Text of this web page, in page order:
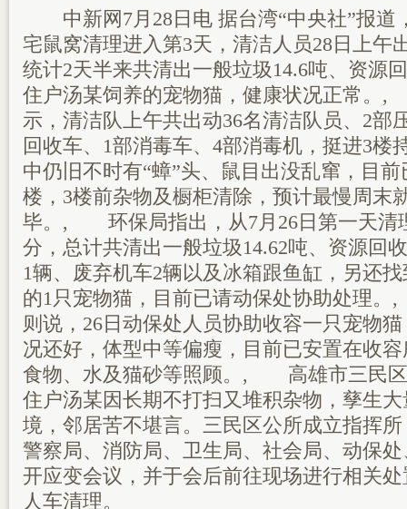
中新网7月28日电 据台湾“中央社”报道
宅鼠窝清理进入第3天，清洁人员28日上午
统计2天半来共清出一般垃圾14.6吨、资源
住户汤某饲养的宠物猫，健康状况正常
示，清洁队上午共出动36名清洁队员、2部
回收车、1部消毒车、4部消毒机，挺进3楼
中仍旧不时有“蟑”头、鼠目出没乱窜，目
楼，3楼前杂物及橱柜清除，预计最慢周末
毕。, 环保局指出，从7月26日第一天清
分，总计共清出一般垃圾14.62吨、资源回
1辆、废弃机车2辆以及冰箱跟鱼缸，另还
的1只宠物猫，目前已请动保处协助处理
则说，26日动保处人员协助收容一只宠物
况还好，体型中等偏瘦，目前已安置在收
食物、水及猫砂等照顾。, 高雄市三民区
住户汤某因长期不打扫又堆积杂物，孳生
境，邻居苦不堪言。三民区公所成立指挥
警察局、消防局、卫生局、社会局、动保
开应变会议，并于会后前往现场进行相关
人车清理。